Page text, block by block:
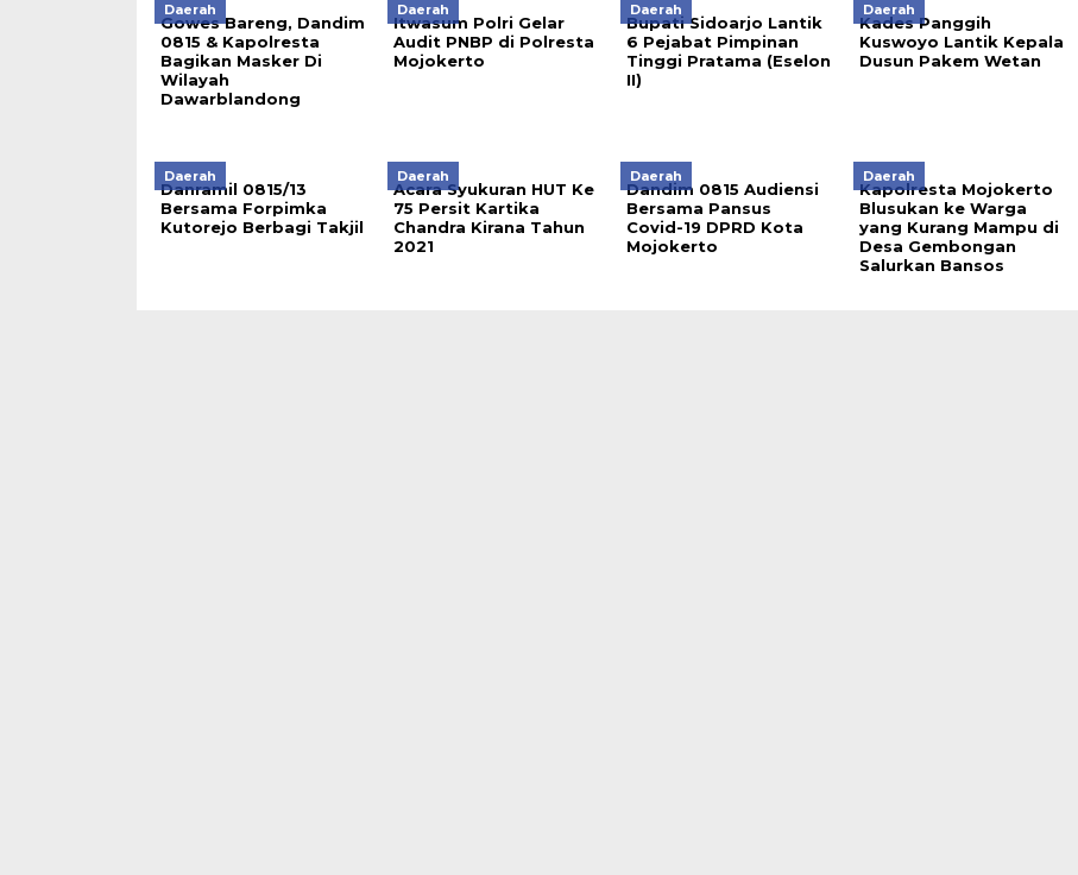
Daerah
Gowes Bareng, Dandim
0815 & Kapolresta
Bagikan Masker Di
Wilayah
Dawarblandong
Daerah
Itwasum Polri Gelar
Audit PNBP di Polresta
Mojokerto
Daerah
Bupati Sidoarjo Lantik
6 Pejabat Pimpinan
Tinggi Pratama (Eselon
II)
Daerah
Kades Panggih
Kuswoyo Lantik Kepala
Dusun Pakem Wetan
Daerah
Danramil 0815/13
Bersama Forpimka
Kutorejo Berbagi Takjil
Daerah
Acara Syukuran HUT Ke
75 Persit Kartika
Chandra Kirana Tahun
2021
Daerah
Dandim 0815 Audiensi
Bersama Pansus
Covid-19 DPRD Kota
Mojokerto
Daerah
Kapolresta Mojokerto
Blusukan ke Warga
yang Kurang Mampu di
Desa Gembongan
Salurkan Bansos